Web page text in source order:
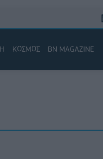
ΚΟΣΜΟΣ BN MAGAZINE